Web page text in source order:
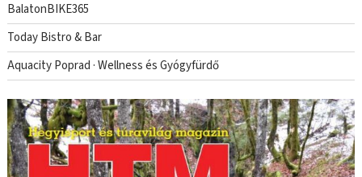
BalatonBIKE365
Today Bistro & Bar
Aquacity Poprad · Wellness és Gyógyfürdő